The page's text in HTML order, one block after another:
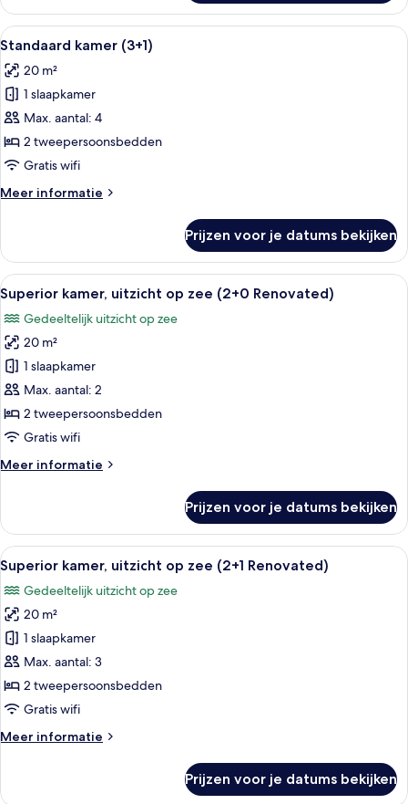
kamer
(2+2)
Alle
foto's
voor
Standaard
kamer
(3+1)
laden
Een hotelkamer met een groot bed,
2
Standaard kamer (3+1)
20 m²
1 slaapkamer
Max. aantal: 4
2 tweepersoonsbedden
Gratis wifi
Meer informatie
Meer
kamer
(3+1)
Prijzen voor je datums bekijken
Alle
foto's
voor
Superior
kamer,
uitzicht
op
zee
Renovated)
Een hotelkamer met een bed,
2
Superior kamer, uitzicht op zee (2+0 Renovated)
Gedeeltelijk uitzicht op zee
20 m²
1 slaapkamer
Max. aantal: 2
2 tweepersoonsbedden
Gratis wifi
Meer informatie
Meer
kamer,
uitzicht
op
zee
(2+0
Renovated)
Prijzen voor je datums bekijken
Alle
foto's
voor
Superior
kamer,
uitzicht
op
zee
Renovated)
Een hotelkamer met een bed,
2
Superior kamer, uitzicht op zee (2+1 Renovated)
Gedeeltelijk uitzicht op zee
20 m²
1 slaapkamer
Max. aantal: 3
2 tweepersoonsbedden
Gratis wifi
Meer informatie
Meer
Prijzen voor je datums bekijken